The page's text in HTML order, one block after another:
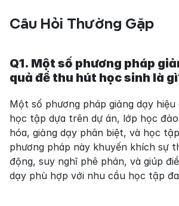
Câu Hỏi Thường Gặp
Q1. Một số phương pháp
quả để thu hút học sinh là
Một số phương pháp giảng dạy hiệu
học tập dựa trên dự án, lớp học
hóa, giảng dạy phân biệt, và học
phương pháp này khuyến khích sự
động, suy nghĩ phê phán, và giúp
dạy phù hợp với nhu cầu học tập